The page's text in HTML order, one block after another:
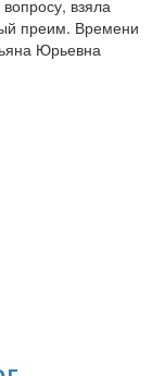
взяла
преим. Времени
Юрьевна